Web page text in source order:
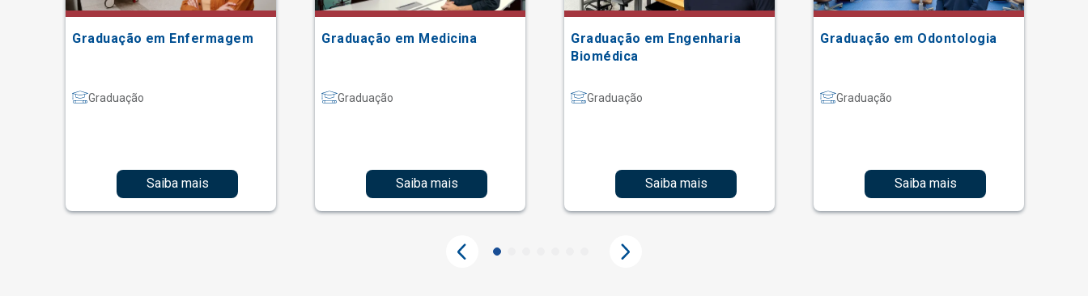
Graduação em Enfermagem
Graduação
Saiba mais
Graduação em Medicina
Graduação
Saiba mais
Graduação em Engenharia
Biomédica
Graduação
Saiba mais
Graduação em Odontologia
Graduação
Saiba mais